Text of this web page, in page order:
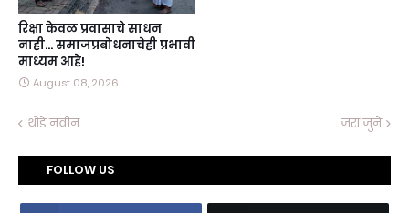
रिक्षा केवळ प्रवासाचे साधन
नाही… समाजप्रबोधनाचेही प्रभावी
माध्यम आहे!
August 08, 2026
थोडे नवीन जरा जुने
FOLLOW US